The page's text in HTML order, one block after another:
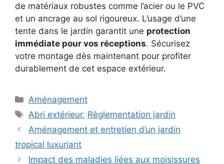
de matériaux robustes comme l’acier ou le PVC
et un ancrage au sol rigoureux. L’usage d’une
tente dans le jardin garantit une protection
immédiate pour vos réceptions. Sécurisez
votre montage dès maintenant pour profiter
durablement de cet espace extérieur.
Catégories
Aménagement
Étiquettes
Abri extérieur, Règlementation jardin
Aménagement et entretien d’un jardin
tropical luxuriant
Impact des maladies liées aux moisissures